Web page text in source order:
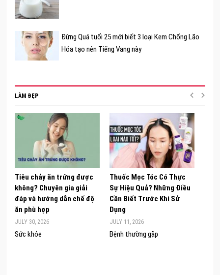
Đừng Quá tuổi 25 mới biết 3 loại Kem Chống Lão
Hóa tạo nên Tiếng Vang này
LÀM ĐẸP
Tiêu chảy ăn trứng được
không? Chuyên gia giải
đáp và hướng dẫn chế độ
ăn phù hợp
JULY 30, 2026
Sức khỏe
Thuốc Mọc Tóc Có Thực
Sự Hiệu Quả? Những Điều
Cần Biết Trước Khi Sử
Dụng
JULY 11, 2026
Bệnh thường gặp